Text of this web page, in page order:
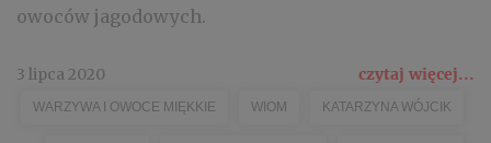
owoców jagodowych.
3 lipca 2020 czytaj więcej...
WARZYWA I OWOCE MIĘKKIE WIOM KATARZYNA WÓJCIK